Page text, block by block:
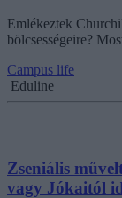
Emlékeztek
bölcsességeire?
Campus life
Eduline
Zseniális
vagy Jókaitól